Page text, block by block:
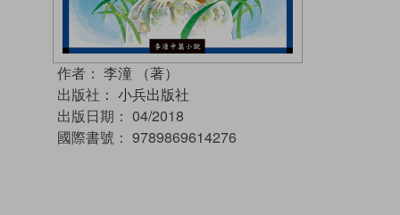
作者： 李潼 （著）
出版社： 小兵出版社
出版日期： 04/2018
國際書號： 9789869614276